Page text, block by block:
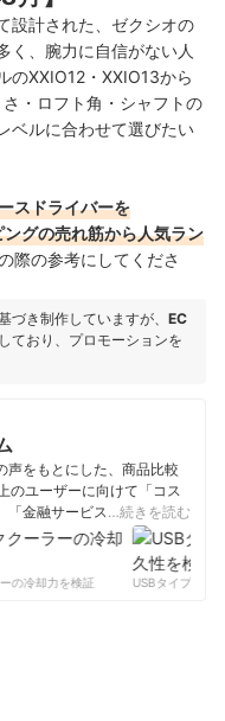
設計された、ゼクシオの
く、腕力に自信がない人
のXXIO12・XXIO13から
・ロフト角・シャフトの
ベルに合わせて選びたい
スドライバーを
グの売れ筋から人気ラン
際の参考にしてくださ
き制作していますが、 EC
しており、プロモーションを
声をもとにした、商品比較
のユーザーに向けて「コス
「金融サービス」まで、ベ
めに、毎日コンテンツを制
ロフィール
…続きを読む
の冷却力を検証
USBタイプCケー